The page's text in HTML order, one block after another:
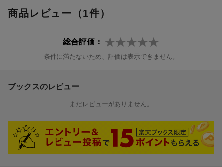
商品レビュー（1件）
総合評価：
条件に満たないため、評価は表示できません。
ブックスのレビュー
まだレビューがありません。